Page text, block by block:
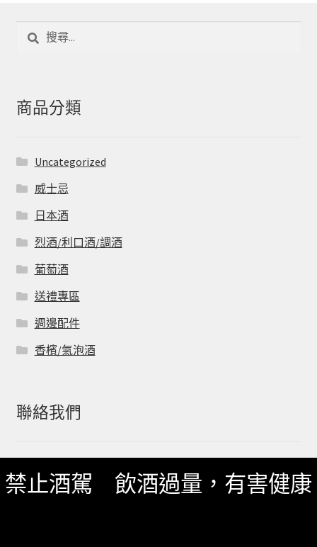
字:
商品分類
Uncategorized
威士忌
日本酒
烈酒/利口酒/調酒
葡萄酒
送禮專區
週邊配件
香檳/氣泡酒
聯絡我們
禁止酒駕 飲酒過量，有害健康